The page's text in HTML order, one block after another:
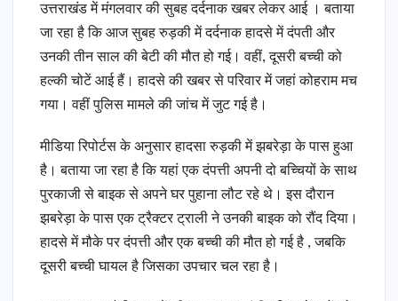
उत्तराखंड में मंगलवार की सुबह दर्दनाक खबर लेकर आई । बताया
जा रहा है कि आज सुबह रुड़की में दर्दनाक हादसे में दंपती और
उनकी तीन साल की बेटी की मौत हो गई। वहीं, दूसरी बच्ची को
हल्की चोटें आई हैं। हादसे की खबर से परिवार में जहां कोहराम मच
गया। वहीं पुलिस मामले की जांच में जुट गई है।
मीडिया रिपोर्टस के अनुसार हादसा रुड़की में झबरेड़ा के पास हुआ
है। बताया जा रहा है कि यहां एक दंपत्ती अपनी दो बच्चियों के साथ
पुरकाजी से बाइक से अपने घर पुहाना लौट रहे थे। इस दौरान
झबरेड़ा के पास एक ट्रैक्टर ट्राली ने उनकी बाइक को रौंद दिया।
हादसे में मौके पर दंपत्ती और एक बच्ची की मौत हो गई है , जबकि
दूसरी बच्ची घायल है जिसका उपचार चल रहा है।